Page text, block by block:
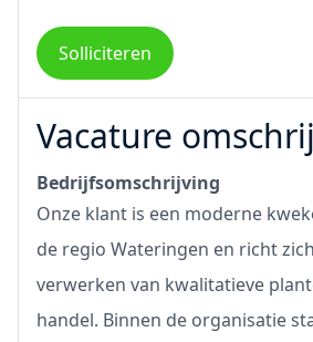
Solliciteren
Vacature
Bedrijfsomschrijving
Onze klant is een moderne
de regio Wateringen en richt
verwerken van kwalitatieve
handel. Binnen de organisatie